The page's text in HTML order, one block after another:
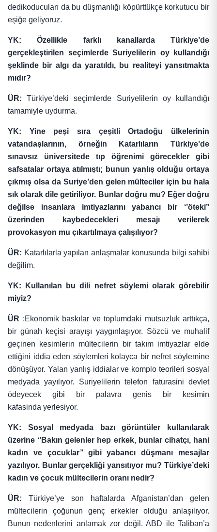
dedikoducuları da bu düşmanlığı köpürttükçe korkutucu bir
eşiğe geliyoruz.
YK: Özellikle farklı kanallarda Türkiye’de
gerçekleştirilen seçimlerde Suriyelilerin oy kullandığı
şeklinde bir algı da yaratıldı, bu realiteyi yansıtmakta
mıdır?
ÜR: Türkiye’deki seçimlerde Suriyelilerin oy kullandığı
tamamiyle uydurma.
YK: Yine peşi sıra çeşitli Ortadoğu ülkelerinin
vatandaşlarının, örneğin Katarlıların Türkiye’de
sınavsız üniversitede tıp öğrenimi görecekler gibi
safsatalar ortaya atılmıştı; bunun yanlış olduğu ortaya
çıkmış olsa da Suriye’den gelen mülteciler için bu hala
sık olarak dile getiriliyor. Bunlar doğru mu? Eğer doğru
değilse insanlara imtiyazlarını yabancı bir ‘’öteki’’
üzerinden kaybedecekleri mesajı verilerek
provokasyon mu çıkartılmaya çalışılıyor?
ÜR: Katarlılarla yapılan anlaşmalar konusunda bilgi sahibi
değilim.
YK: Kullanılan bu dili nefret söylemi olarak görebilir
miyiz?
ÜR :Ekonomik baskılar ve toplumdaki mutsuzluk arttıkça,
bir günah keçisi arayışı yaygınlaşıyor. Sözcü ve muhalif
geçinen kesimlerin mültecilerin bir takım imtiyazlar elde
ettiğini iddia eden söylemleri kolayca bir nefret söylemine
dönüşüyor. Yalan yanlış iddialar ve komplo teorileri sosyal
medyada yayılıyor. Suriyelilerin telefon faturasini devlet
ödeyecek gibi bir palavra genis bir kesimin
kafasinda yerlesiyor.
YK: Sosyal medyada bazı görüntüler kullanılarak
üzerine ‘’Bakın gelenler hep erkek, bunlar cihatçı, hani
kadın ve çocuklar’’ gibi yabancı düşmanı mesajlar
yazılıyor. Bunlar gerçekliği yansıtıyor mu? Türkiye’deki
kadın ve çocuk mültecilerin oranı nedir?
ÜR: Türkiye’ye son haftalarda Afganistan’dan gelen
mültecilerin çoğunun genç erkekler olduğu anlaşılıyor.
Bunun nedenlerini anlamak zor değil. ABD ile Taliban’a